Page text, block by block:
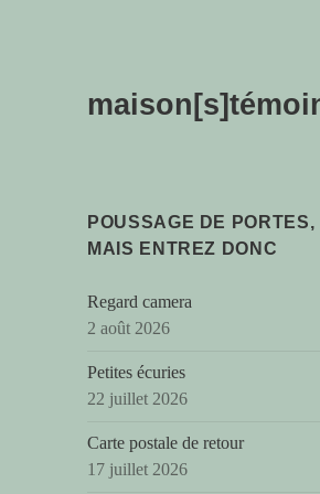
POUSSAGE DE PORTES,
MAIS ENTREZ DONC
Regard camera
2 août 2026
Petites écuries
22 juillet 2026
Carte postale de retour
17 juillet 2026